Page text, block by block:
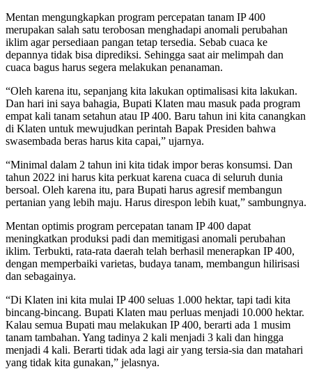
Mentan mengungkapkan program percepatan tanam IP 400
merupakan salah satu terobosan menghadapi anomali perubahan
iklim agar persediaan pangan tetap tersedia. Sebab cuaca ke
depannya tidak bisa diprediksi. Sehingga saat air melimpah dan
cuaca bagus harus segera melakukan penanaman.
“Oleh karena itu, sepanjang kita lakukan optimalisasi kita lakukan.
Dan hari ini saya bahagia, Bupati Klaten mau masuk pada program
empat kali tanam setahun atau IP 400. Baru tahun ini kita canangkan
di Klaten untuk mewujudkan perintah Bapak Presiden bahwa
swasembada beras harus kita capai,” ujarnya.
“Minimal dalam 2 tahun ini kita tidak impor beras konsumsi. Dan
tahun 2022 ini harus kita perkuat karena cuaca di seluruh dunia
bersoal. Oleh karena itu, para Bupati harus agresif membangun
pertanian yang lebih maju. Harus direspon lebih kuat,” sambungnya.
Mentan optimis program percepatan tanam IP 400 dapat
meningkatkan produksi padi dan memitigasi anomali perubahan
iklim. Terbukti, rata-rata daerah telah berhasil menerapkan IP 400,
dengan memperbaiki varietas, budaya tanam, membangun hilirisasi
dan sebagainya.
“Di Klaten ini kita mulai IP 400 seluas 1.000 hektar, tapi tadi kita
bincang-bincang. Bupati Klaten mau perluas menjadi 10.000 hektar.
Kalau semua Bupati mau melakukan IP 400, berarti ada 1 musim
tanam tambahan. Yang tadinya 2 kali menjadi 3 kali dan hingga
menjadi 4 kali. Berarti tidak ada lagi air yang tersia-sia dan matahari
yang tidak kita gunakan,” jelasnya.